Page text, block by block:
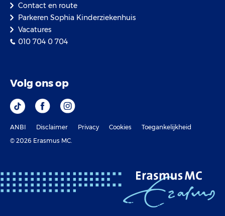
Contact en route
Parkeren Sophia Kinderziekenhuis
Vacatures
010 704 0 704
Volg ons op
ANBI Disclaimer Privacy Cookies
Toegankelijkheid
© 2026 Erasmus MC.